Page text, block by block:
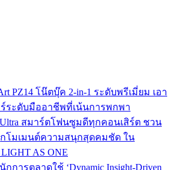
PZ14 โน๊ตบุ๊ค 2-in-1 ระดับพรีเมี่ยม เอา
ร์ระดับมืออาชีพที่เน้นการพกพา
Ultra สมาร์ตโฟนซูมดีทุกคอนเสิร์ต ชวน
กโมเมนต์ความสนุกสุดคมชัด ใน
AS ONE
การตลาดใช้ ‘Dynamic Insight-Driven